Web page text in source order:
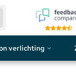
verlichting